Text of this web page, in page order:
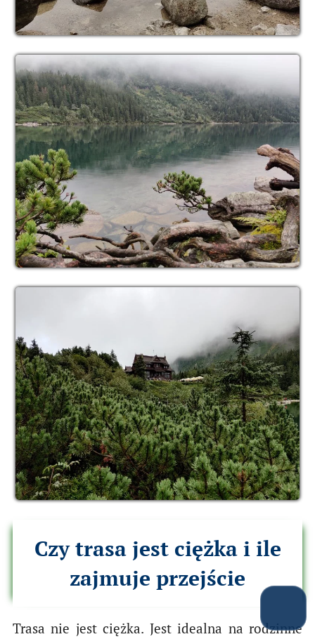
Czy trasa jest ciężka i ile
zajmuje przejście
Trasa nie jest ciężka. Jest idealna na rodzinne